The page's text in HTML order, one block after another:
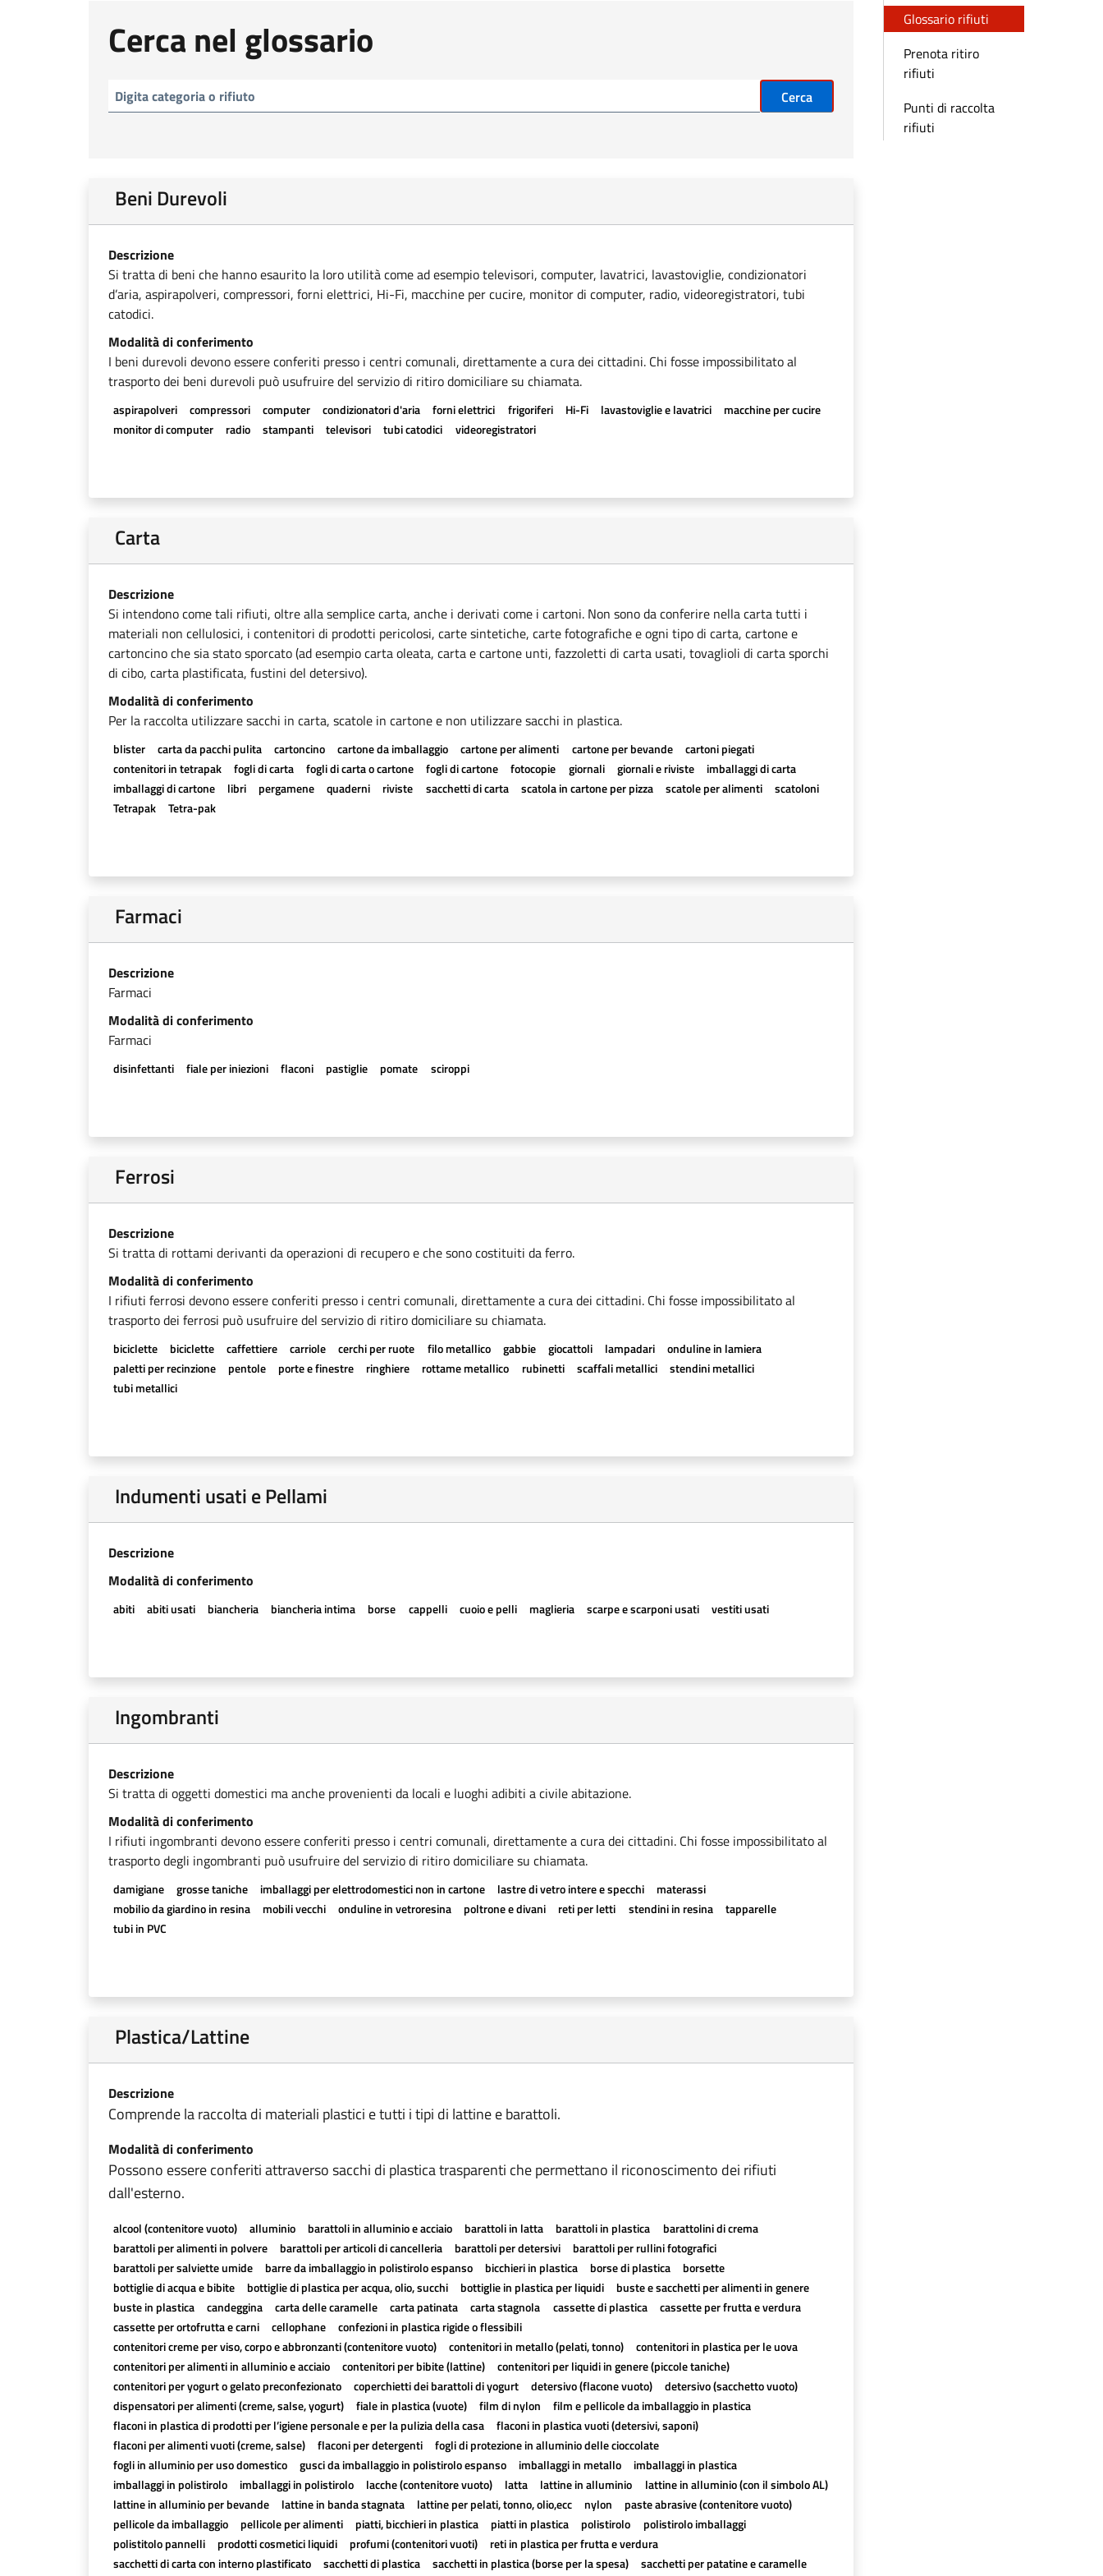
Cerca nel glossario
Cerca
Beni Durevoli
Descrizione
Si tratta di beni che hanno esaurito la loro utilità come ad esempio televisori, computer, lavatrici, lavastoviglie, condizionatori
d’aria, aspirapolveri, compressori, forni elettrici, Hi-Fi, macchine per cucire, monitor di computer, radio, videoregistratori, tubi
catodici.
Modalità di conferimento
I beni durevoli devono essere conferiti presso i centri comunali, direttamente a cura dei cittadini. Chi fosse impossibilitato al
trasporto dei beni durevoli può usufruire del servizio di ritiro domiciliare su chiamata.
aspirapolveri compressori computer condizionatori d'aria forni elettrici frigoriferi Hi-Fi lavastoviglie e lavatrici
macchine per cucire
monitor di computer
radio stampanti televisori tubi catodici videoregistratori
Carta
Descrizione
Si intendono come tali rifiuti, oltre alla semplice carta, anche i derivati come i cartoni. Non sono da conferire nella carta tutti i
materiali non cellulosici, i contenitori di prodotti pericolosi, carte sintetiche, carte fotografiche e ogni tipo di carta, cartone e
cartoncino che sia stato sporcato (ad esempio carta oleata, carta e cartone unti, fazzoletti di carta usati, tovaglioli di carta sporchi
di cibo, carta plastificata, fustini del detersivo).
Modalità di conferimento
Per la raccolta utilizzare sacchi in carta, scatole in cartone e non utilizzare sacchi in plastica.
blister carta da pacchi pulita cartoncino cartone da imballaggio cartone per alimenti cartone per bevande
cartoni piegati
contenitori in tetrapak
fogli di carta fogli di carta o cartone fogli di cartone fotocopie giornali giornali e riviste
imballaggi di carta
imballaggi di cartone
libri pergamene quaderni riviste sacchetti di carta scatola in cartone per pizza scatole per alimenti
scatoloni
Tetrapak
Tetra-pak
Farmaci
Descrizione
Farmaci
Modalità di conferimento
Farmaci
disinfettanti fiale per iniezioni flaconi pastiglie pomate sciroppi
Ferrosi
Descrizione
Si tratta di rottami derivanti da operazioni di recupero e che sono costituiti da ferro.
Modalità di conferimento
I rifiuti ferrosi devono essere conferiti presso i centri comunali, direttamente a cura dei cittadini. Chi fosse impossibilitato al
trasporto dei ferrosi può usufruire del servizio di ritiro domiciliare su chiamata.
biciclette biciclette caffettiere carriole cerchi per ruote filo metallico gabbie giocattoli lampadari
onduline in lamiera
paletti per recinzione
pentole porte e finestre ringhiere rottame metallico rubinetti scaffali metallici
stendini metallici
tubi metallici
Indumenti usati e Pellami
Descrizione
Modalità di conferimento
abiti abiti usati biancheria biancheria intima borse cappelli cuoio e pelli maglieria scarpe e scarponi usati vestiti usati
Ingombranti
Descrizione
Si tratta di oggetti domestici ma anche provenienti da locali e luoghi adibiti a civile abitazione.
Modalità di conferimento
I rifiuti ingombranti devono essere conferiti presso i centri comunali, direttamente a cura dei cittadini. Chi fosse impossibilitato al
trasporto degli ingombranti può usufruire del servizio di ritiro domiciliare su chiamata.
damigiane grosse taniche imballaggi per elettrodomestici non in cartone lastre di vetro intere e specchi
materassi
mobilio da giardino in resina
mobili vecchi onduline in vetroresina poltrone e divani reti per letti stendini in resina
tapparelle
tubi in PVC
Plastica/Lattine
Descrizione
Comprende la raccolta di materiali plastici e tutti i tipi di lattine e barattoli.
Modalità di conferimento
Possono essere conferiti attraverso sacchi di plastica trasparenti che permettano il riconoscimento dei rifiuti
dall'esterno.
alcool (contenitore vuoto) alluminio barattoli in alluminio e acciaio barattoli in latta barattoli in plastica
barattolini di crema
barattoli per alimenti in polvere
barattoli per articoli di cancelleria barattoli per detersivi
barattoli per rullini fotografici
barattoli per salviette umide
barre da imballaggio in polistirolo espanso bicchieri in plastica borse di plastica
borsette
bottiglie di acqua e bibite
bottiglie di plastica per acqua, olio, succhi bottiglie in plastica per liquidi
buste e sacchetti per alimenti in genere
buste in plastica
candeggina carta delle caramelle carta patinata carta stagnola cassette di plastica
cassette per frutta e verdura
cassette per ortofrutta e carni
cellophane
confezioni in plastica rigide o flessibili
contenitori creme per viso, corpo e abbronzanti (contenitore vuoto)
contenitori in metallo (pelati, tonno)
contenitori in plastica per le uova
contenitori per alimenti in alluminio e acciaio
contenitori per bibite (lattine)
contenitori per liquidi in genere (piccole taniche)
contenitori per yogurt o gelato preconfezionato
coperchietti dei barattoli di yogurt detersivo (flacone vuoto)
detersivo (sacchetto vuoto)
dispensatori per alimenti (creme, salse, yogurt)
fiale in plastica (vuote) film di nylon
film e pellicole da imballaggio in plastica
flaconi in plastica di prodotti per l’igiene personale e per la pulizia della casa
flaconi in plastica vuoti (detersivi, saponi)
flaconi per alimenti vuoti (creme, salse)
flaconi per detergenti
fogli di protezione in alluminio delle cioccolate
fogli in alluminio per uso domestico
gusci da imballaggio in polistirolo espanso imballaggi in metallo
imballaggi in plastica
imballaggi in polistirolo
imballaggi in polistirolo lacche (contenitore vuoto) latta lattine in alluminio
lattine in alluminio (con il simbolo AL)
lattine in alluminio per bevande
lattine in banda stagnata lattine per pelati, tonno, olio,ecc nylon
paste abrasive (contenitore vuoto)
pellicole da imballaggio
pellicole per alimenti piatti, bicchieri in plastica piatti in plastica polistirolo
polistirolo imballaggi
polistitolo pannelli
prodotti cosmetici liquidi profumi (contenitori vuoti)
reti in plastica per frutta e verdura
sacchetti di carta con interno plastificato
sacchetti di plastica sacchetti in plastica (borse per la spesa)
sacchetti per patatine e caramelle
Glossario rifiuti
Prenota ritiro
rifiuti
Punti di raccolta
rifiuti